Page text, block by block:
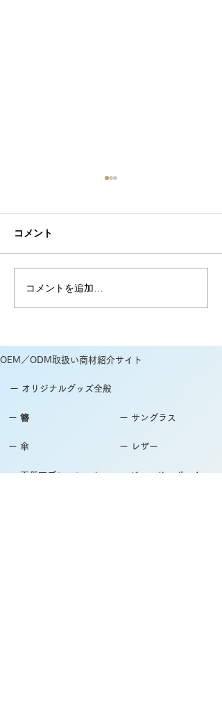
和柄の折りたたみ傘のご
紹介 傘のOEMなら和心
コメント
コメントを追加…
OEM／ODM取扱い商材紹介サイト
ー オリジナルグッズ全般
ー 簪
ー 傘
ー 天然石ブレスレット
ー サングラス
ー レザー
ー ジュエリーボックス